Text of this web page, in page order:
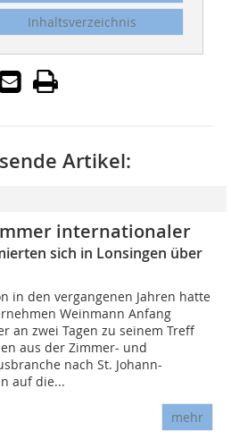
Inhaltsverzeichnis
Artikel:
internationaler
sich in Lonsingen über
in den vergangenen Jahren hatte
Weinmann Anfang
an zwei Tagen zu seinem Treff
aus der Zimmer- und
nach St. Johann-
auf die...
mehr